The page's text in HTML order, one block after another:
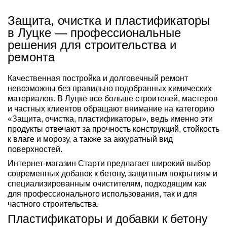
Защита, очистка и пластификаторы
в Луцке — профессиональные
решения для строительства и
ремонта
Качественная постройка и долговечный ремонт
невозможны без правильно подобранных химических
материалов. В Луцке все больше строителей, мастеров
и частных клиентов обращают внимание на категорию
«Защита, очистка, пластификаторы», ведь именно эти
продукты отвечают за прочность конструкций, стойкость
к влаге и морозу, а также за аккуратный вид
поверхностей.
Интернет-магазин Старти предлагает широкий выбор
современных добавок к бетону, защитным покрытиям и
специализированным очистителям, подходящим как
для профессионального использования, так и для
частного строительства.
Пластификаторы и добавки к бетону